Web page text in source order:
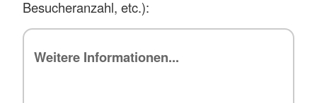
Besucheranzahl, etc.):